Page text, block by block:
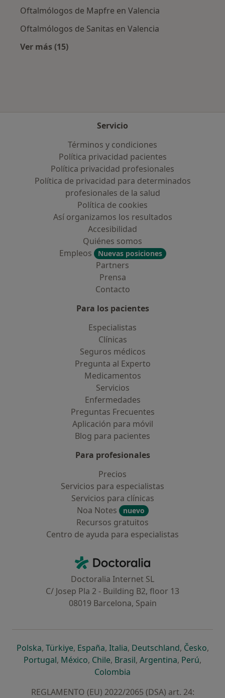
Oftalmólogos de Mapfre en Valencia
Oftalmólogos de Sanitas en Valencia
Ver más (15)
Servicio
Términos y condiciones
Política privacidad pacientes
Política privacidad profesionales
Política de privacidad para determinados
profesionales de la salud
Política de cookies
Así organizamos los resultados
Accesibilidad
Quiénes somos
Empleos
Nuevas posiciones
Partners
Prensa
Contacto
Para los pacientes
Especialistas
Clínicas
Seguros médicos
Pregunta al Experto
Medicamentos
Servicios
Enfermedades
Preguntas Frecuentes
Aplicación para móvil
Blog para pacientes
Para profesionales
Precios
Servicios para especialistas
Servicios para clínicas
Noa Notes
nuevo
Recursos gratuitos
Centro de ayuda para especialistas
Doctoralia - Página de inicio
Doctoralia Internet SL
C/ Josep Pla 2 - Building B2, floor 13
08019 Barcelona, Spain
Polskase abre en una nueva pestaña
, Türkiyese abre en una nueva pestaña
, Españase abre en una nueva pestaña
, Italiase abre en una nueva
, Deutschlandse abre en
, Českose
,
Portugalse abre en una nueva pestaña
, Méxicose abre en una nueva pestaña
, Chilese abre en una nueva pestaña
, Brasilse abre en una nueva
, Argentinase abre en
, Perúse
,
Colombia
REGLAMENTO (EU) 2022/2065 (DSA) art. 24: